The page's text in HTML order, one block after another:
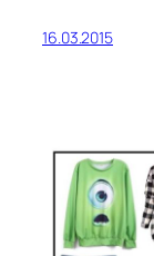
16.03.2015